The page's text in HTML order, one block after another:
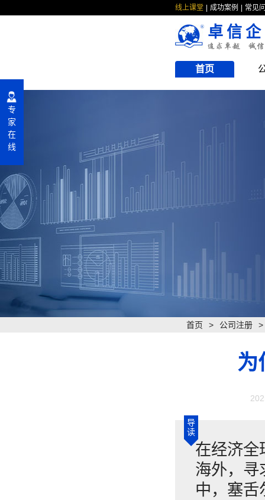
线上课堂 成功案例 常见
卓信
首页
首页 > 公司注册 >
为
导
读
在经济全
海外，寻
中，塞舌
专
家
在
线